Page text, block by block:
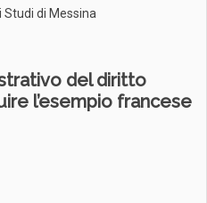
Studi di Messina
del diritto
l’esempio francese